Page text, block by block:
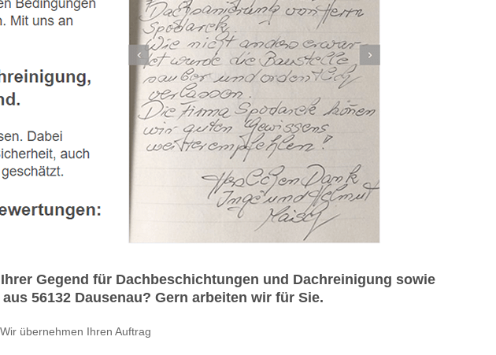
Gegend für Dachbeschichtungen und Dachreinigung sowie
56132 Dausenau? Gern arbeiten wir für Sie.
Wir übernehmen Ihren Auftrag